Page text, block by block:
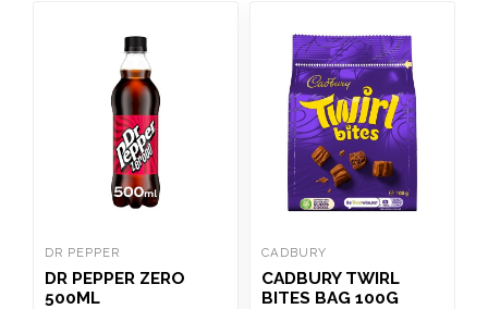
DR PEPPER
DR PEPPER ZERO
500ML
CADBURY
CADBURY TWIRL
BITES BAG 100G